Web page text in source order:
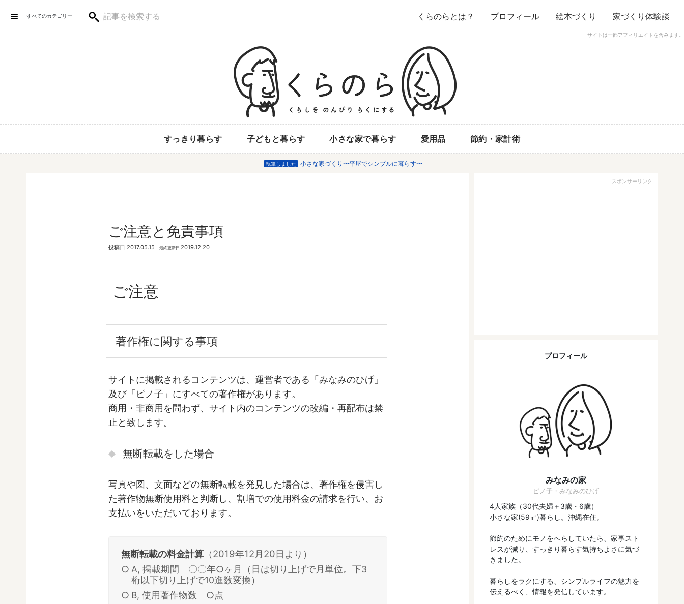
サイトは一部アフィリエイトを含みます。
すべてのカテゴリー くらのらとは？ プロフィール 絵本づくり 家づくり体験談
すっきり暮らす 子どもと暮らす 小さな家で暮らす 愛用品 節約・家計術
執筆しました 小さな家づくり〜平屋でシンプルに暮らす〜
ご注意と免責事項
投稿日 2017.05.15 最終更新日 2019.12.20
ご注意
著作権に関する事項
サイトに掲載されるコンテンツは、運営者である「みなみのひげ」
及び「ピノ子」にすべての著作権があります。
商用・非商用を問わず、サイト内のコンテンツの改編・再配布は禁
止と致します。
無断転載をした場合
写真や図、文面などの無断転載を発見した場合は、著作権を侵害し
た著作物無断使用料と判断し、割増での使用料金の請求を行い、お
支払いをいただいております。
無断転載の料金計算 （2019年12月20日より）
A, 掲載期間 〇〇年○ヶ月（日は切り上げで月単位。下3
桁以下切り上げで10進数変換）
B, 使用著作物数 ○点
スポンサーリンク
プロフィール
みなみの家
ピノ子・みなみのひげ
4人家族（30代夫婦＋3歳・6歳）
小さな家(59㎡)暮らし。沖縄在住。
節約のためにモノをへらしていたら、家事スト
レスが減り、すっきり暮らす気持ちよさに気づ
きました。
暮らしをラクにする、シンプルライフの魅力を
伝えるべく、情報を発信しています。